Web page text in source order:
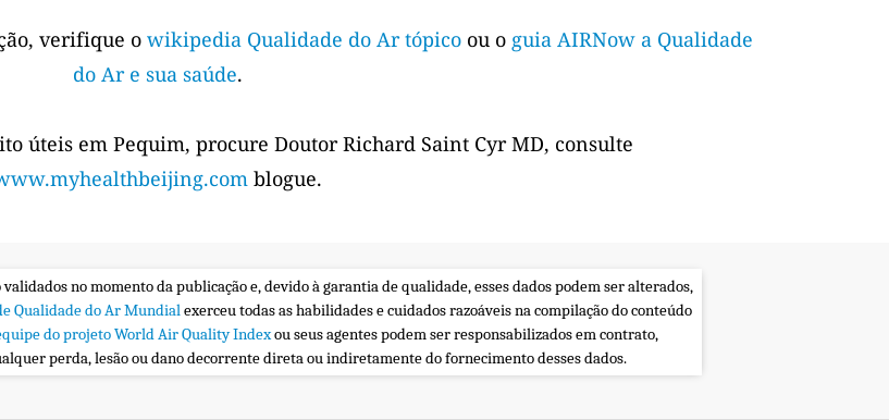
verifique o wikipedia Qualidade do Ar tópico ou o guia AIRNow a Qualidade
do Ar e sua saúde.
úteis em Pequim, procure Doutor Richard Saint Cyr MD, consulte
blogue.
validados no momento da publicação e, devido à garantia de qualidade, esses dados podem ser alterados,
Qualidade do Ar Mundialexerceu todas as habilidades e cuidados razoáveis na compilação do conteúdo
do projeto World Air Quality Indexou seus agentes podem ser responsabilizados em contrato,
perda, lesão ou dano decorrente direta ou indiretamente do fornecimento desses dados.